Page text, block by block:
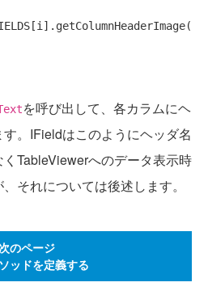
を呼び出して、各カラムにヘ
。IFieldはこのようにヘッダ名
TableViewerへのデータ表示時
それについては後述します。
のページ
ッドを定義する